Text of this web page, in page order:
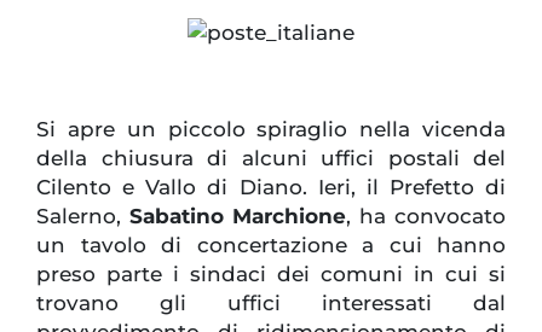
Si apre un piccolo spiraglio nella vicenda
della chiusura di alcuni uffici postali del
Cilento e Vallo di Diano. Ieri, il Prefetto di
Salerno, Sabatino Marchione, ha convocato
un tavolo di concertazione a cui hanno
preso parte i sindaci dei comuni in cui si
trovano gli uffici interessati dal